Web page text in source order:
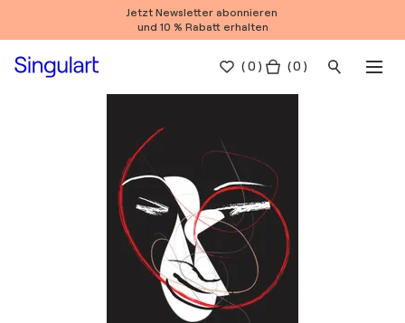
Jetzt Newsletter abonnieren
und 10 % Rabatt erhalten
(0 ) ( 0 )